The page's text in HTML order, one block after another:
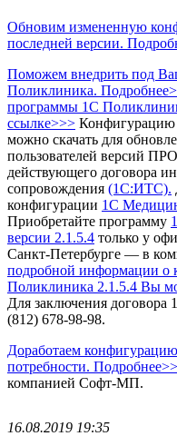
Обновим измененную
последней версии.
Поможем внедрить под
Поликлиника.
программы 1С
ссылке>>> Конфигурацию
можно скачать для
пользователей версий
действующего договора
сопровождения (1С:ИТС).
конфигурации 1С
Приобретайте программу
версии 2.1.5.4 только у
Санкт-Петербурге — в
подробной информации о
Поликлиника 2.1.5.4 Вы
Для заключения
(812) 678-98-98.
Доработаем
потребности. Подробнее>>
компанией Софт-МП.
16.08.2019 19:35